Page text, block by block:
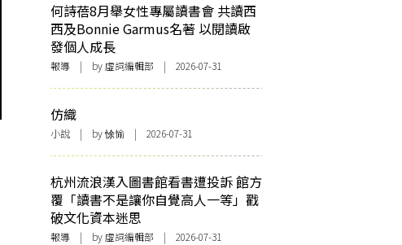
何詩蓓8月舉女性專屬讀書會 共讀西
西及Bonnie Garmus名著 以閱讀啟
發個人成長
報導 | by 虛詞編輯部 | 2026-07-31
仿織
小說 | by 悇愉 | 2026-07-31
杭州流浪漢入圖書館看書遭投訴 館方
覆「讀書不是讓你自覺高人一等」戳
破文化資本迷思
報導 | by 虛詞編輯部 | 2026-07-31